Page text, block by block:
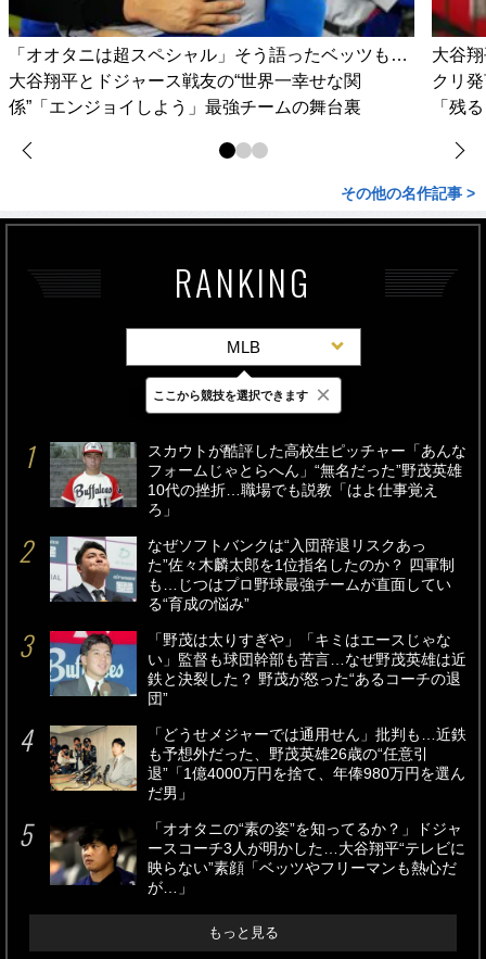
「オオタニは超スペシャル」そう語ったベッツも…
大谷翔平とドジャース戦友の“世界一幸せな関
係”「エンジョイしよう」最強チームの舞台裏
大谷
クリ
「残
その他の名作記事 >
RANKING
MLB
最新 24時間 週間
スカウトが酷評した高校生ピッチャー「あんな
フォームじゃとらへん」“無名だった”野茂英雄
10代の挫折…職場でも説教「はよ仕事覚え
ろ」
なぜソフトバンクは“入団辞退リスクあっ
た”佐々木麟太郎を1位指名したのか？ 四軍制
も…じつはプロ野球最強チームが直面してい
る“育成の悩み”
「野茂は太りすぎや」「キミはエースじゃな
い」監督も球団幹部も苦言…なぜ野茂英雄は近
鉄と決裂した？ 野茂が怒った“あるコーチの退
団”
「どうせメジャーでは通用せん」批判も…近鉄
も予想外だった、野茂英雄26歳の“任意引
退”「1億4000万円を捨て、年俸980万円を選ん
だ男」
「オオタニの“素の姿”を知ってるか？」ドジャ
ースコーチ3人が明かした…大谷翔平“テレビに
映らない”素顔「ベッツやフリーマンも熱心だ
が…」
もっと見る
ここから競技を選択できます ×